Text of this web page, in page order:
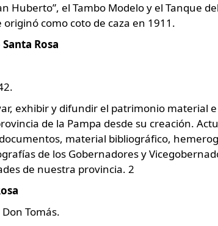
Huberto”, el Tambo Modelo y el Tanque
como coto de caza en 1911.
Rosa
exhibir y difundir el patrimonio material
de la Pampa desde su creación.
material bibliográfico,
de los Gobernadores y
de nuestra provincia. 2
Tomás.